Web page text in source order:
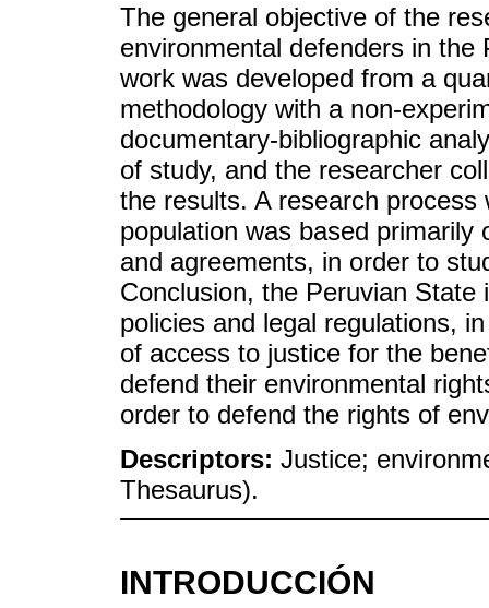
The general objective of the
environmental defenders in
work was developed from a
methodology with a non-
documentary-bibliographic
of study, and the researcher
the results. A research
population was based
and agreements, in order to
Conclusion, the Peruvian
policies and legal regulations,
of access to justice for the
defend their environmental
order to defend the rights of
Descriptors: Justice;
Thesaurus).
INTRODUCCIÓN